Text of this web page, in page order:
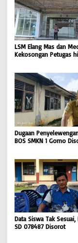
LSM Elang Mas dan
Kekosongan Petugas
Dugaan
BOS SMKN 1 Gomo
Data Siswa Tak Sesuai,
SD 078487 Disorot